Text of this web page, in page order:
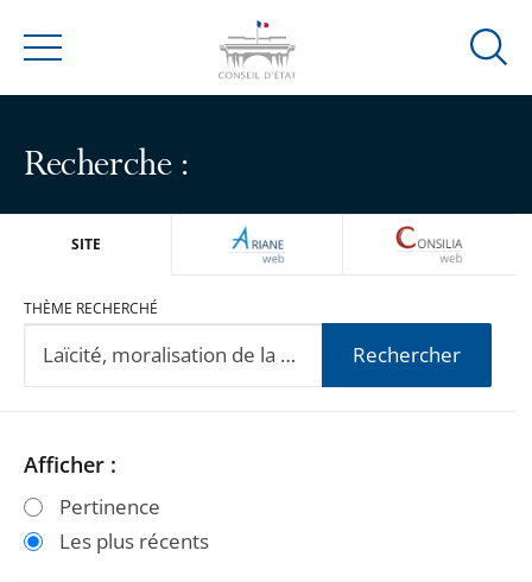
Menu
Ouvrir
Recherche :
SITE ARIANEWEB
THÈME RECHERCHÉ
Rechercher
Passer
les
filtres
Passer
les
filtres
Afficher :
Pertinence
Les plus récents